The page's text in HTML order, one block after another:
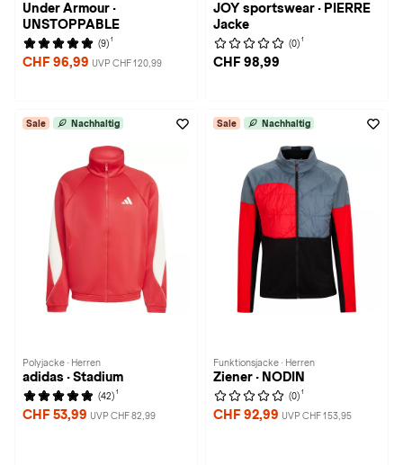
Under Armour ·
UNSTOPPABLE
(9) 1
CHF 96,99 UVP CHF 120,99
JOY sportswear · PIERRE
Jacke
(0) 1
CHF 98,99
Sale Nachhaltig
Polyjacke · Herren
adidas · Stadium
(42) 1
CHF 53,99 UVP CHF 82,99
Sale Nachhaltig
Funktionsjacke · Herren
Ziener · NODIN
(0) 1
CHF 92,99 UVP CHF 153,95